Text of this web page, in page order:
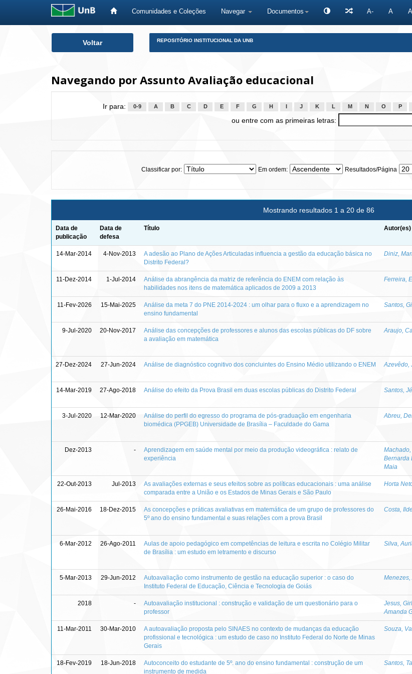
Comunidades e Coleções Navegar Documentos A- A
Voltar REPOSITÓRIO INSTITUCIONAL DA UNB
Navegando por Assunto Avaliação educacional
Ir para: 0-9 A B C D E F G H J K L M N O P
ou entre com as primeiras letras:
Classificar por: Em ordem: Resultados/Página
Mostrando resultados 1 a 20 de 86
Data de
publicação
Data de
defesa
Título Autor(es)
14-Mar-2014 4-Nov-2013
A adesão ao Plano de Ações Articuladas influencia a gestão da educação básica no
Distrito Federal?
Diniz,
11-Dez-2014 1-Jul-2014
Análise da abrangência da matriz de referência do ENEM com relação às
habilidades nos itens de matemática aplicados de 2009 a 2013
Ferreira,
11-Fev-2026 15-Mai-2025
Análise da meta 7 do PNE 2014-2024 : um olhar para o fluxo e a aprendizagem no
ensino fundamental
Santos,
9-Jul-2020 20-Nov-2017
Análise das concepções de professores e alunos das escolas públicas do DF sobre
a avaliação em matemática
Araujo,
27-Dez-2024 27-Jun-2024 Análise de diagnóstico cognitivo dos concluintes do Ensino Médio utilizando o ENEM Azevêdo,
14-Mar-2019 27-Ago-2018 Análise do efeito da Prova Brasil em duas escolas públicas do Distrito Federal Santos,
3-Jul-2020 12-Mar-2020
Análise do perfil do egresso do programa de pós-graduação em engenharia
biomédica (PPGEB) Universidade de Brasília – Faculdade do Gama
Abreu,
Dez-2013 -
Aprendizagem em saúde mental por meio da produção videográfica : relato de
experiência
Bernarda
Maia
22-Out-2013 Jul-2013
As avaliações externas e seus efeitos sobre as políticas educacionais : uma análise
comparada entre a União e os Estados de Minas Gerais e São Paulo
Horta
26-Mai-2016 18-Dez-2015
As concepções e práticas avaliativas em matemática de um grupo de professores do
5º ano do ensino fundamental e suas relações com a prova Brasil
Costa,
6-Mar-2012 26-Ago-2011
Aulas de apoio pedagógico em competências de leitura e escrita no Colégio Militar
de Brasília : um estudo em letramento e discurso
Silva,
5-Mar-2013 29-Jun-2012
Autoavaliação como instrumento de gestão na educação superior : o caso do
Instituto Federal de Educação, Ciência e Tecnologia de Goiás
2018 -
Autoavaliação institucional : construção e validação de um questionário para o
professor
Jesus,
Amanda
11-Mar-2011 30-Mar-2010
A autoavaliação proposta pelo SINAES no contexto de mudanças da educação
profissional e tecnológica : um estudo de caso no Instituto Federal do Norte de Minas
Gerais
Souza,
18-Fev-2019 18-Jun-2018
Autoconceito do estudante de 5º. ano do ensino fundamental : construção de um
instrumento de medida
Santos,